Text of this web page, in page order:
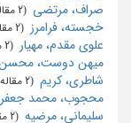
صراف، مرتضی
خجسته، فرامرز
علوی مقدم، مهیار
میهن دوست،
شاطری، کریم
محجوب، محمد جعفر
سلیمانی، مرضیه